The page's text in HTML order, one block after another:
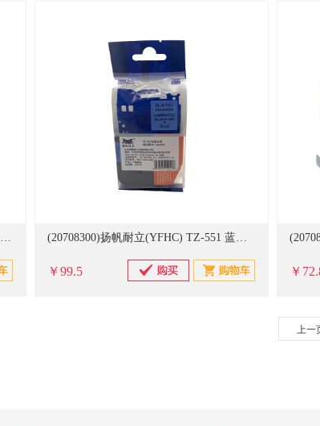
(10290195)腾立达 BP-690K 黑色 适用实达BP690K色带 10个/套 色带芯(单位：套) (20708300)扬帆耐立(YFHC) TZ-551 蓝底黑字24mm*8m 标签色带(单位：盒)
￥99.5 ￥
上一